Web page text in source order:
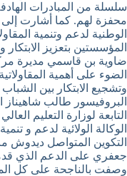
سلسلة من المبادرات
محفزة لهم. كما أشارت إلى
المؤسستين بتعزيز
ضاوية بن قاسمي مديرة
الضوء على أهمية
وتشجيع الابتكار بين
البروفيسور طالب شاهيناز
التابعة لوزارة التعليم
الوكالة الولائية لدعم و
التكوين المتواصل ديدوش
جعفري على الدعم الذي
وصفت بالناجحة على كل